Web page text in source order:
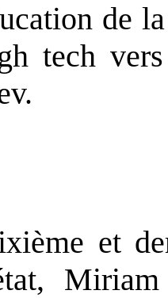
de
tech
et